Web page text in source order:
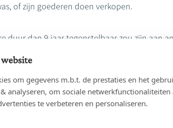
of zijn goederen doen verkopen.
duur dan 9 jaar tegenstelbaar zou zijn aan
website
om gegevens m.b.t. de prestaties en het
analyseren, om sociale netwerkfunctionaliteiten
te verbeteren en personaliseren.